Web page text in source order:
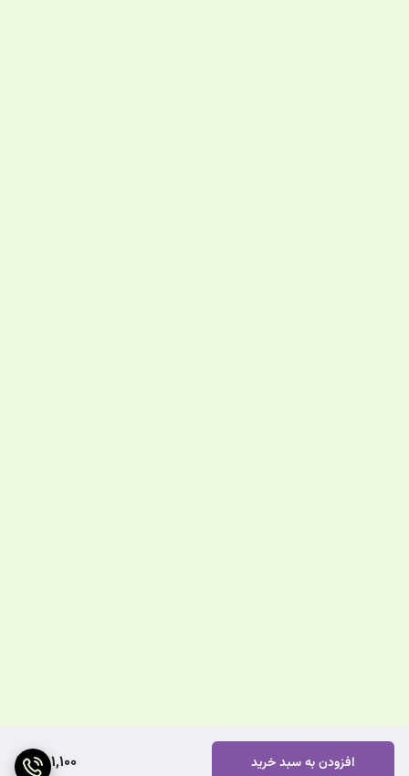
781,100 افزودن به سبد خرید